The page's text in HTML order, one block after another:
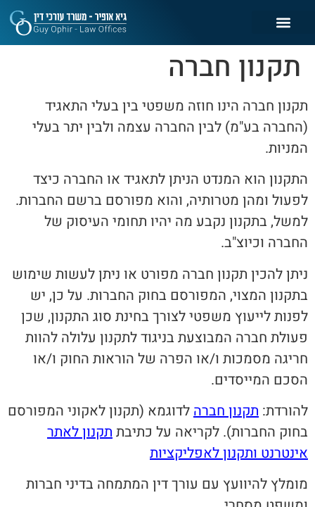
תקנון חברה
תקנון חברה הינו חוזה משפטי בין בעלי התאגיד
(החברה בע"מ) לבין החברה עצמה ולבין יתר בעלי
המניות.
התקנון הוא המנדט הניתן לתאגיד או החברה כיצד
לפעול ומהן מטרותיה, והוא מפורסם ברשם החברות.
למשל, בתקנון נקבע מה יהיו תחומי העיסוק של
החברה וכיוצ"ב.
ניתן להכין תקנון חברה מפורט או ניתן לעשות שימוש
בתקנון המצוי, המפורסם בחוק החברות. על כן, יש
לפנות לייעוץ משפטי לצורך בחינת סוג התקנון, שכן
פעולת חברה המבוצעת בניגוד לתקנון עלולה להוות
חריגה מסמכות ו/או הפרה של הוראות החוק ו/או
הסכם המייסדים.
להורדת: תקנון חברהלדוגמא (תקנון לאקוני המפורסם
בחוק החברות). לקריאה על כתיבתתקנון לאתר
אינטרנטותקנון לאפליקציות
מומלץ להיוועץ עם עורך דין המתמחה בדיני חברות